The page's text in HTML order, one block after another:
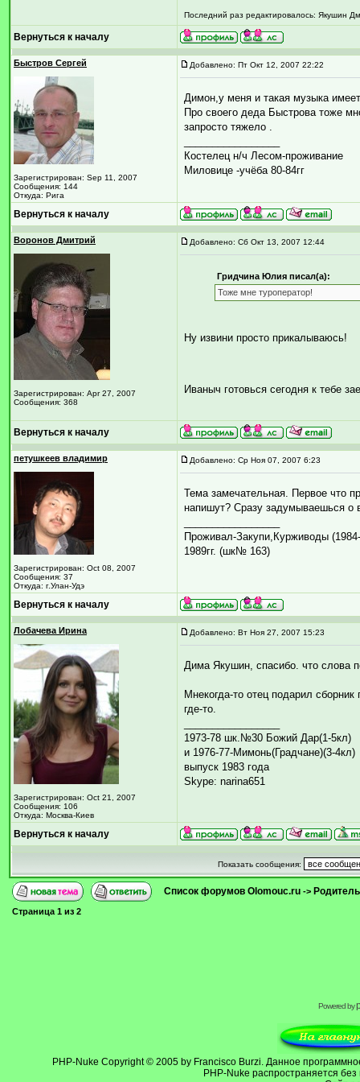
Последний раз редактировалось: Якушин
Вернуться к началу
Быстров Сергей
Зарегистрирован: Sep 11, 2007
Сообщения: 144
Откуда: Рига
Добавлено: Пт Окт 12, 2007 22:22
Димон,у меня и такая музыка
Про своего деда Быстрова тоже
запросто тяжело .
Костелец н/ч Лесом-проживание
Миловице -учёба 80-84гг
Вернуться к началу
Воронов Дмитрий
Зарегистрирован: Apr 27, 2007
Сообщения: 368
Добавлено: Сб Окт 13, 2007 12:44
Гридчина Юлия писал(а):
Тоже мне туроператор!
Ну извини просто прикалываюсь!
Иваныч готовься сегодня к тебе
Вернуться к началу
петушкеев владимир
Зарегистрирован: Oct 08, 2007
Сообщения: 37
Откуда: г.Улан-Удэ
Добавлено: Ср Ноя 07, 2007 6:23
Тема замечательная. Первое что
напишут? Сразу задумываешься о
Проживал-Закупи,Курживоды
1989гг. (шк№ 163)
Вернуться к началу
Лобачева Ирина
Зарегистрирован: Oct 21, 2007
Сообщения: 106
Откуда: Москва-Киев
Добавлено: Вт Ноя 27, 2007 15:23
Дима Якушин, спасибо. что слова
Мнекогда-то отец подарил
где-то.
1973-78 шк.№30 Божий Дар(1-5кл)
и 1976-77-Мимонь(Градчане)(3-4кл)
выпуск 1983 года
Skype: narina651
Вернуться к началу
Показать сообщения:
Список форумов Olomouc.ru ->
Страница 1 из 2
Powered by
PHP-Nuke Copyright © 2005 by Francisco Burzi. Данное
PHP-Nuke распространяется